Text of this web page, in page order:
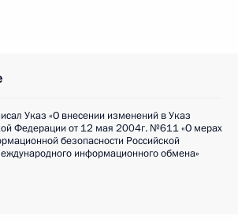
Указ «О внесении изменений в Указ
Федерации от 12 мая 2004г. №611 «О мерах
безопасности Российской
информационного обмена»